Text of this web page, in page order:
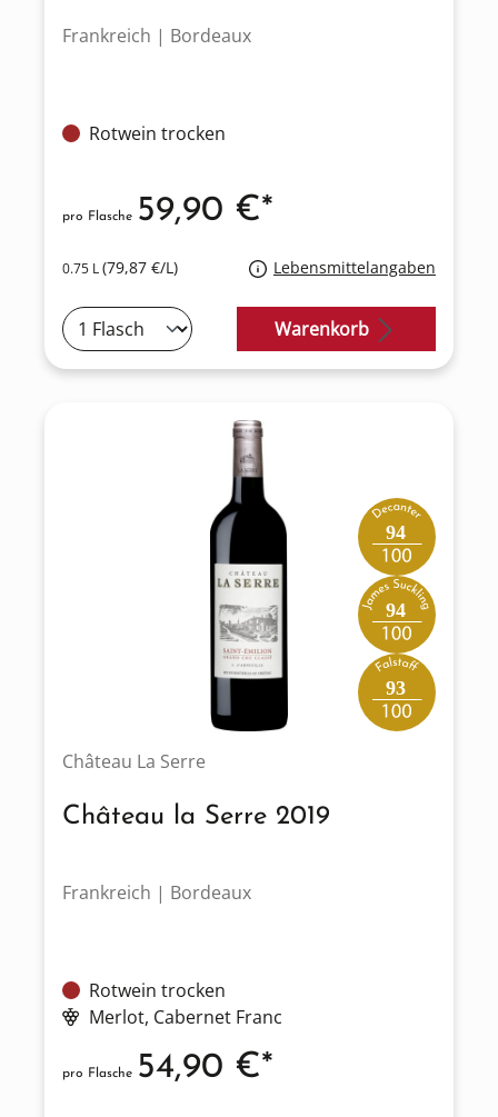
Frankreich | Bordeaux
Rotwein trocken
0.75 L(79,87 €/L) Lebensmittelangaben
pro Flasche 59,90 €*
Warenkorb
94
94
93
Château La Serre
Château la Serre 2019
Frankreich | Bordeaux
Rotwein trocken
Merlot, Cabernet Franc
pro Flasche 54,90 €*